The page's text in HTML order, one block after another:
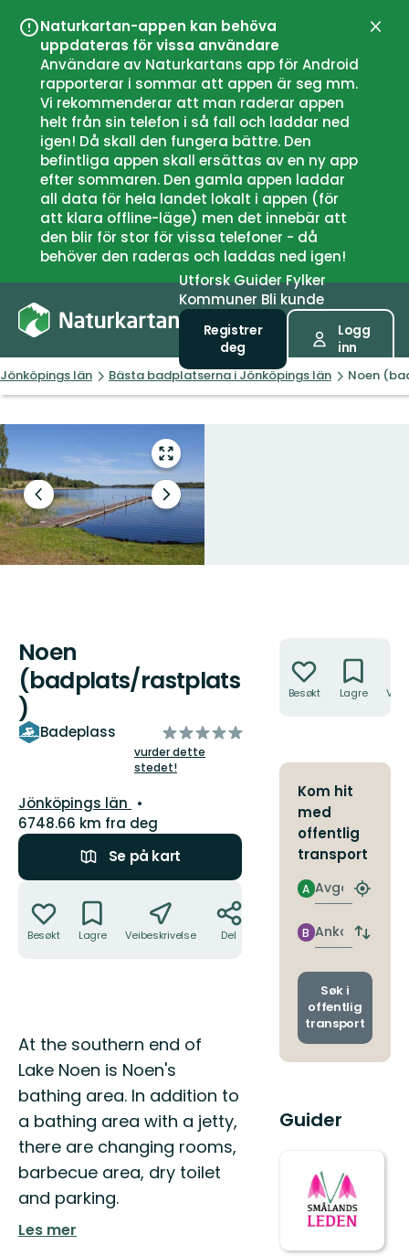
Naturkartan-appen kan behöva
uppdateras för vissa användare
Användare av Naturkartans app för Android
rapporterar i sommar att appen är seg mm.
Vi rekommenderar att man raderar appen
helt från sin telefon i så fall och laddar ned
igen! Då skall den fungera bättre. Den
befintliga appen skall ersättas av en ny app
efter sommaren. Den gamla appen laddar
all data för hela landet lokalt i appen (för
att klara offline-läge) men det innebär att
den blir för stor för vissa telefoner - då
behöver den raderas och laddas ned igen!
Lukk
UtforskGuiderFylker
Kommuner Bli kunde
Registrer
deg
Logg
inn
Jönköpings län Bästa badplatserna i Jönköpings län Noen
Gå
til
fullskjerm
Forrige
lysbilde
Neste
slide
Noen
(badplats/rastplats
)
Badeplass
av
5
stjerner
vurder dette
stedet!
Fylke:
Jönköpings län
6748.66 km fra deg
Se på kart
Besøkt Lagre Veibeskrivelse Del
Beskrivelse
At the southern end of
Lake Noen is Noen's
bathing area. In addition to
a bathing area with a jetty,
there are changing rooms,
barbecue area, dry toilet
and parking.
Les mer
Besøkt Lagre
Kom hit
med
offentlig
transport
Avgang
A
Finn
Ankomst
B
Bytt
og
Søk i
offentlig
transport
Guider